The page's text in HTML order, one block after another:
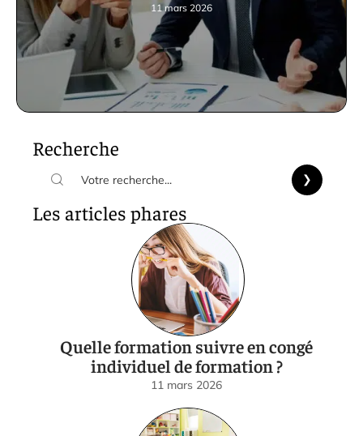
11 mars 2026
Recherche
Les articles phares
Quelle formation suivre en congé
individuel de formation ?
11 mars 2026